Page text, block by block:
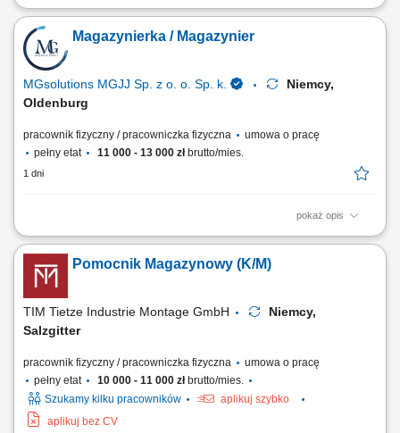
Zakres obowiązków: Kompletowanie zamówień zgodnie z
zapotrzebowaniem magazynu. Układanie oraz przygotowywanie
towarów do dalszej wysyłki. Wykonywanie prostych prac
magazynowych i pomocniczych. Dbanie o porządek w miejscu pracy.
Przestrzeganie obowiązujących procedur i zasad bezpieczeństwa.
Magazynierka / Magazynier
MGsolutions MGJJ Sp. z o. o. Sp. k.
Niemcy,
Oldenburg
pracownik fizyczny / pracowniczka fizyczna
umowa o pracę
pełny etat
11 000 - 13 000 złbrutto/mies.
1 dni
pokaż opis
Zakres zadań: Realizacja zamówień (Order Picker) na dziale owoców i
warzyw; Praca z systemem słuchawkowym w języku polskim; Układanie
towaru i kontrola jego jakości; Drobne i proste prace pomocnicze w
magazynie;
Pomocnik Magazynowy (K/M)
TIM Tietze Industrie Montage GmbH
Niemcy,
Salzgitter
pracownik fizyczny / pracowniczka fizyczna
umowa o pracę
pełny etat
10 000 - 11 000 złbrutto/mies.
Szukamy kilku pracowników
aplikuj szybko
aplikuj bez CV